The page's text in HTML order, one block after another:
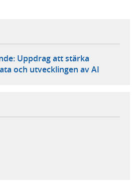
Uppdrag att stärka
och utvecklingen av AI
i ny flik, extern webbplats,
extern webbplats,
i ny flik, extern webbplats,
e-postklient,